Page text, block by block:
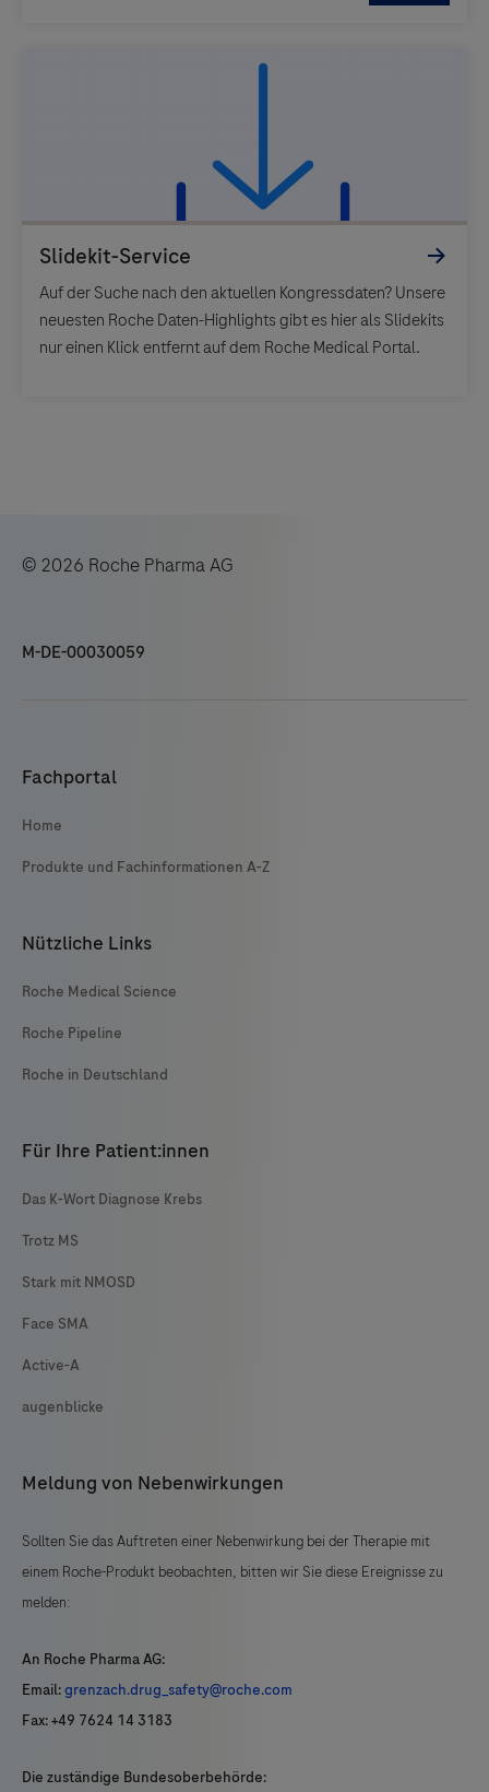
Auf der Suche nach den aktuellen Kongressdaten? Unsere
neuesten Roche Daten-Highlights gibt es hier als Slidekits
nur einen Klick entfernt auf dem Roche Medical Portal.
© 2026 Roche Pharma AG
M-DE-00030059
Fachportal
Home
Produkte und Fachinformationen A-Z
Nützliche Links
Roche Medical Science
Roche Pipeline
Roche in Deutschland
Für Ihre Patient:innen
Das K-Wort Diagnose Krebs
Trotz MS
Stark mit NMOSD
Face SMA
Active-A
augenblicke
Meldung von Nebenwirkungen
Sollten Sie das Auftreten einer Nebenwirkung bei der Therapie mit
einem Roche-Produkt beobachten, bitten wir Sie diese Ereignisse zu
melden:
An Roche Pharma AG:
Email:grenzach.drug_safety@roche.com
Fax: +49 7624 14 3183
Die zuständige Bundesoberbehörde: